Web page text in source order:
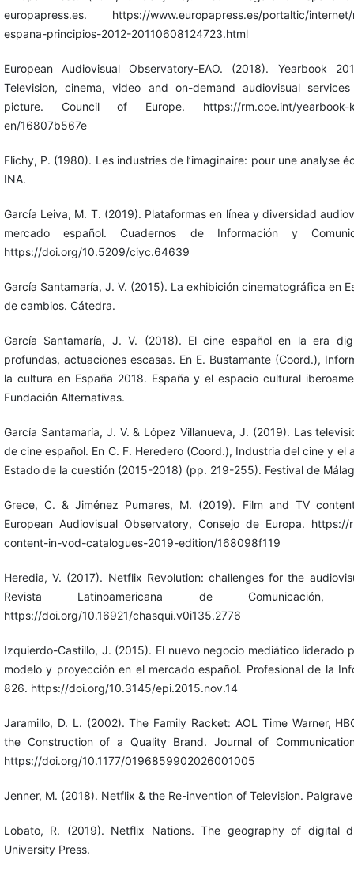
europapress.es. https://www.europapress.es/portaltic/internet/
espana-principios-2012-20110608124723.html
European Audiovisual Observatory-EAO. (2018). Yearbook
Television, cinema, video and on-demand audiovisual
picture. Council of Europe. https://rm.coe.int/yearbook-
en/16807b567e
Flichy, P. (1980). Les industries de l’imaginaire: pour une analyse
INA.
García Leiva, M. T. (2019). Plataformas en línea y diversidad
mercado español. Cuadernos de Información y
https://doi.org/10.5209/ciyc.64639
García Santamaría, J. V. (2015). La exhibición cinematográfica en
de cambios. Cátedra.
García Santamaría, J. V. (2018). El cine español en la era
profundas, actuaciones escasas. En E. Bustamante (Coord.),
la cultura en España 2018. España y el espacio cultural
Fundación Alternativas.
García Santamaría, J. V. & López Villanueva, J. (2019). Las
de cine español. En C. F. Heredero (Coord.), Industria del cine y el
Estado de la cuestión (2015-2018) (pp. 219-255). Festival de
Grece, C. & Jiménez Pumares, M. (2019). Film and TV
European Audiovisual Observatory, Consejo de Europa. https://
content-in-vod-catalogues-2019-edition/168098f119
Heredia, V. (2017). Netflix Revolution: challenges for the
Revista Latinoamericana de
https://doi.org/10.16921/chasqui.v0i135.2776
Izquierdo-Castillo, J. (2015). El nuevo negocio mediático liderado
modelo y proyección en el mercado español. Profesional de la
826. https://doi.org/10.3145/epi.2015.nov.14
Jaramillo, D. L. (2002). The Family Racket: AOL Time Warner,
the Construction of a Quality Brand. Journal of
https://doi.org/10.1177/0196859902026001005
Jenner, M. (2018). Netflix & the Re-invention of Television.
Lobato, R. (2019). Netflix Nations. The geography of digital
University Press.